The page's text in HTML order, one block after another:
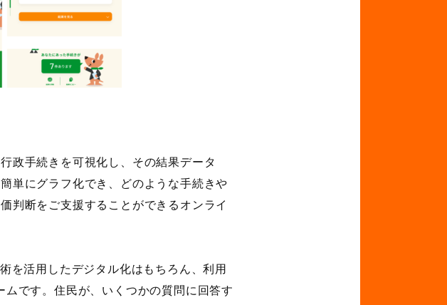
政手続きを可視化し、その結果データ
単にグラフ化でき、どのような手続きや
判断をご支援することができるオンライ
を活用したデジタル化はもちろん、利用
です。住民が、いくつかの質問に回答す